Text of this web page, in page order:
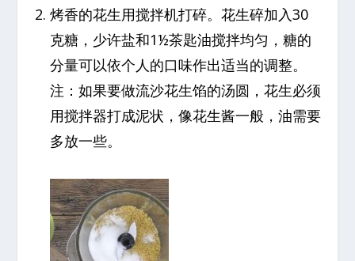
烤香的花生用搅拌机打碎。花生碎加入30
克糖，少许盐和1½茶匙油搅拌均匀，糖的
分量可以依个人的口味作出适当的调整。
注：如果要做流沙花生馅的汤圆，花生必须
用搅拌器打成泥状，像花生酱一般，油需要
多放一些。